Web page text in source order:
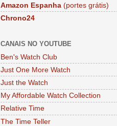
Amazon Espanha (portes grátis)
Chrono24
CANAIS NO YOUTUBE
Ben's Watch Club
Just One More Watch
Just the Watch
My Affordable Watch Collection
Relative Time
The Time Teller